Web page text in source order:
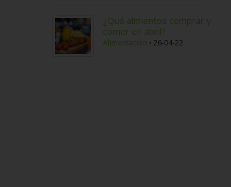
¿Qué alimentos comprar y
comer en abril?
Alimentación 26-04-22